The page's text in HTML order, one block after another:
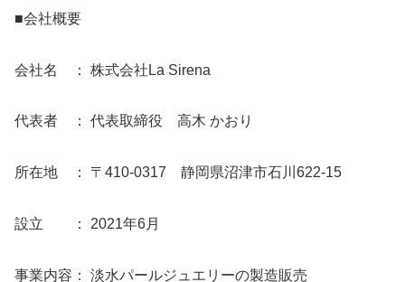
■会社概要
会社名 ： 株式会社La Sirena
代表者 ： 代表取締役 高木 かおり
所在地 ： 〒410-0317 静岡県沼津市石川622-15
設立 ： 2021年6月
事業内容： 淡水パールジュエリーの製造販売